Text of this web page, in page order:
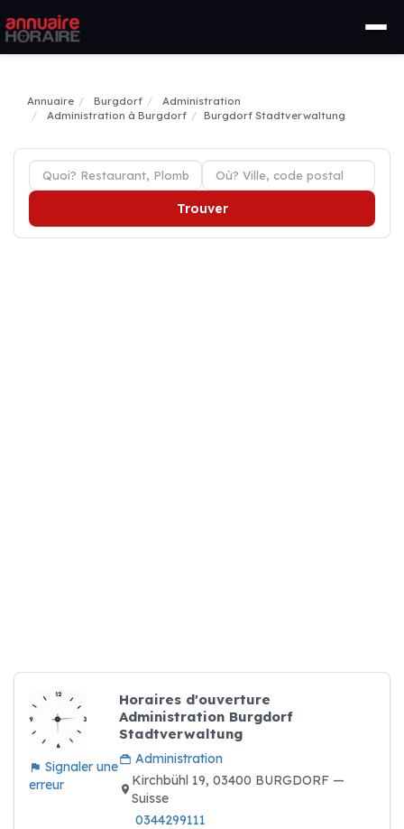
Annuaire Burgdorf
Administration
Administration à Burgdorf
Burgdorf Stadtverwaltung
Trouver
Signaler une
erreur
Horaires d'ouverture
Administration Burgdorf
Stadtverwaltung
Administration
Kirchbühl 19, 03400 BURGDORF —
Suisse
0344299111